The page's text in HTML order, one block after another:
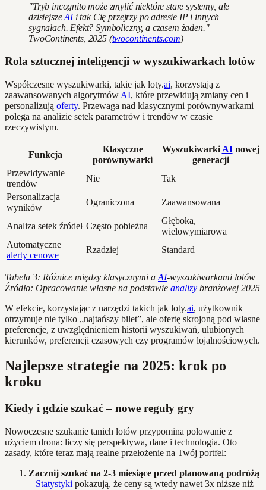
"Tryb incognito może zmylić niektóre stare systemy, ale
dzisiejszeAIi tak Cię przejrzy po adresie IP i innych
sygnałach. Efekt? Symboliczny, a czasem żaden." —
TwoContinents, 2025 (twocontinents.com)
Rola sztucznej inteligencji w wyszukiwarkach lotów
Współczesne wyszukiwarki, takie jak loty.ai, korzystają z
zaawansowanych algorytmów AI, które przewidują zmiany cen i
personalizują oferty. Przewaga nad klasycznymi porównywarkami
polega na analizie setek parametrów i trendów w czasie
rzeczywistym.
Funkcja
Klasyczne
porównywarki
Wyszukiwarki AInowej
generacji
Przewidywanie
trendów
Nie
Tak
Personalizacja
wyników
Ograniczona Zaawansowana
Analiza setek źródeł Często pobieżna
Głęboka,
wielowymiarowa
Automatyczne
alerty cenowe
Rzadziej Standard
Tabela 3: Różnice między klasycznymi a AI-wyszukiwarkami lotów
Źródło: Opracowanie własne na podstawie analizy branżowej 2025
W efekcie, korzystając z narzędzi takich jak loty.ai, użytkownik
otrzymuje nie tylko „najtańszy bilet”, ale ofertę skrojoną pod własne
preferencje, z uwzględnieniem historii wyszukiwań, ulubionych
kierunków, preferencji czasowych czy programów lojalnościowych.
Najlepsze strategie na 2025: krok po
kroku
Kiedy i gdzie szukać – nowe reguły gry
Nowoczesne szukanie tanich lotów przypomina polowanie z
użyciem drona: liczy się perspektywa, dane i technologia. Oto
zasady, które teraz mają realne przełożenie na Twój portfel:
Zacznij szukać na 2-3 miesiące przed planowaną podróżą
– Statystyki pokazują, że ceny są wtedy nawet 3x niższe niż